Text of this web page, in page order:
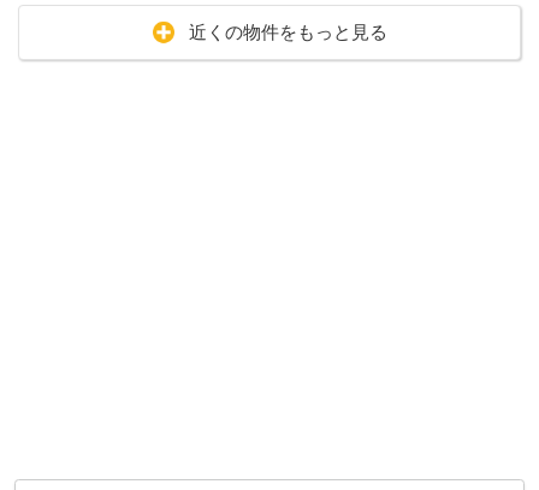
近くの物件をもっと見る